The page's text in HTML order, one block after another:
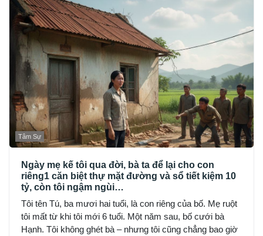
Tâm Sự
Ngày mẹ kế tôi qua đời, bà ta để lại cho con
riêng1 căn biệt thự mặt đường và sổ tiết kiệm 10
tỷ, còn tôi ngậm ngùi…
Tôi tên Tú, ba mươi hai tuổi, là con riêng của bố. Mẹ ruột
tôi mất từ khi tôi mới 6 tuổi. Một năm sau, bố cưới bà
Hạnh. Tôi không ghét bà – nhưng tôi cũng chẳng bao giờ